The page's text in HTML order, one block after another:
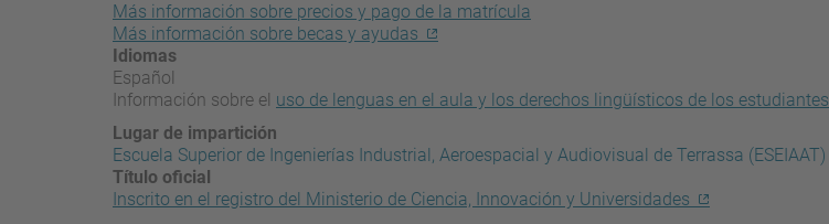
Más información sobre precios y pago de la matrícula
Más información sobre becas y ayudas
Idiomas
Español
Información sobre el uso de lenguas en el aula y los derechos lingüísticos de los estudiantes
Lugar de impartición
Escuela Superior de Ingenierías Industrial, Aeroespacial y Audiovisual de Terrassa (ESEIAAT)
Título oficial
Inscrito en el registro del Ministerio de Ciencia, Innovación y Universidades